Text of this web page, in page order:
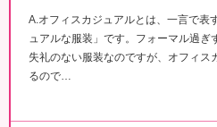
A.オフィスカジュアルとは、一言で表
ュアルな服装」です。フォーマル過ぎ
失礼のない服装なのですが、オフィス
るので…